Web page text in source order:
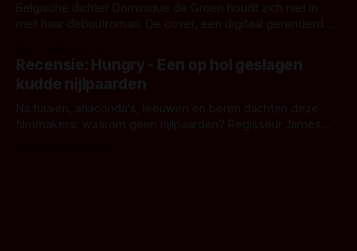
Belgische dichter Dominique de Groen houdt zich niet in
met haar debuutroman. De cover, een digitaal gerenderd en
achtergrond, belooft iets kleurrijks maar onheilspellends,
iets ongrijpbaars. En dat maakt De Groen met ieder woord
waar.
Recensie: Hungry - Een op hol geslagen
kudde nijlpaarden
Na haaien, anaconda's, leeuwen en beren dachten deze
filmmakers: waarom geen nijlpaarden? Regisseur James